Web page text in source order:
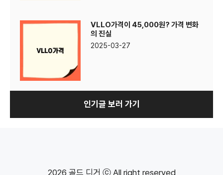
VLLO가격이 45,000원? 가격 변화
의 진실
2025-03-27
인기글 보러 가기
2026 골드 디거 ⓒ All right reserved